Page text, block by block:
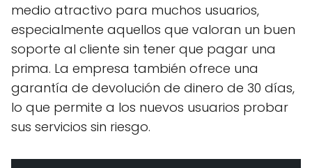
medio atractivo para muchos usuarios,
especialmente aquellos que valoran un buen
soporte al cliente sin tener que pagar una
prima. La empresa también ofrece una
garantía de devolución de dinero de 30 días,
lo que permite a los nuevos usuarios probar
sus servicios sin riesgo.